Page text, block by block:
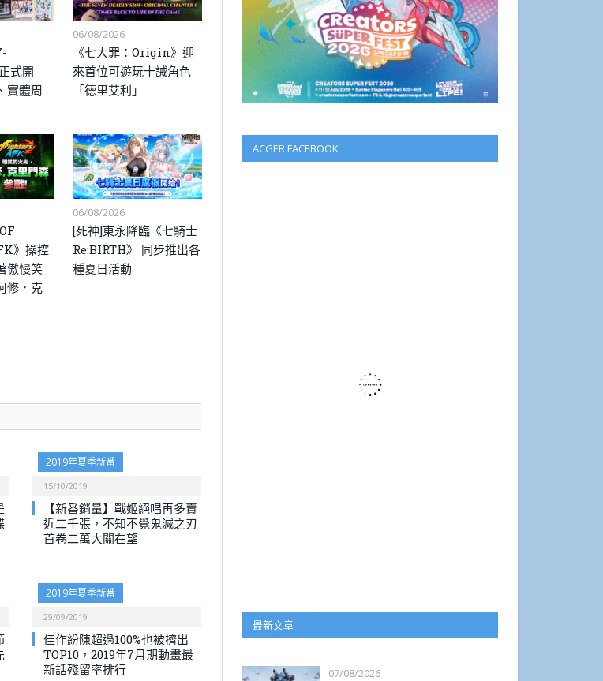
式開
實體周
06/08/2026
《七大罪：Origin》迎
來首位可遊玩十誡角色
「德里艾利」
》操控
傲慢笑
修．克
06/08/2026
[死神]東永降臨《七騎士
Re:BIRTH》 同步推出各
種夏日活動
2019年夏季新番
15/10/2019
【新番銷量】戰姬絕唱再多賣
近二千張，不知不覺鬼滅之刃
首卷二萬大關在望
2019年夏季新番
29/09/2019
佳作紛陳超過100%也被擠出
TOP10，2019年7月期動畫最
新話殘留率排行
ACGER FACEBOOK
最新文章
07/08/2026